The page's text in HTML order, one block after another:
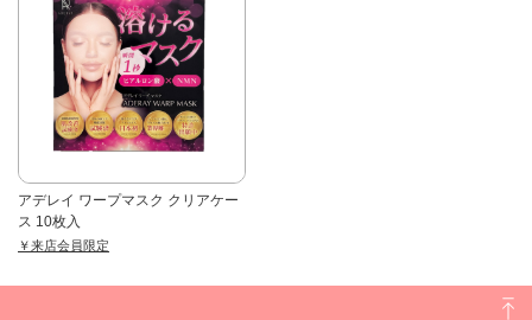
アデレイ ワープマスク クリアケー
ス 10枚入
￥来店会員限定